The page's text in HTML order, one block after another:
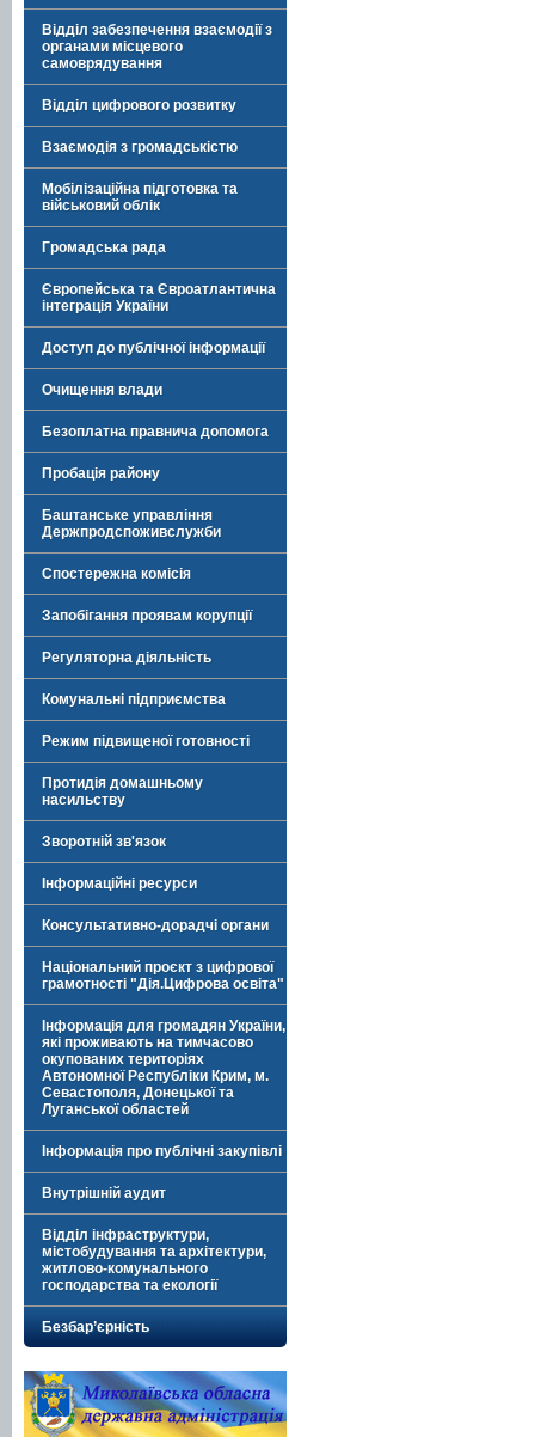
Відділ забезпечення взаємодії з
органами місцевого
самоврядування
Відділ цифрового розвитку
Взаємодія з громадськістю
Мобілізаційна підготовка та
військовий облік
Громадська рада
Європейська та Євроатлантична
інтеграція України
Доступ до публічної інформації
Очищення влади
Безоплатна правнича допомога
Пробація району
Баштанське управління
Держпродспоживслужби
Спостережна комісія
Запобігання проявам корупції
Регуляторна діяльність
Комунальні підприємства
Режим підвищеної готовності
Протидія домашньому
насильству
Зворотній зв'язок
Інформаційні ресурси
Консультативно-дорадчі органи
Національний проєкт з цифрової
грамотності "Дія.Цифрова освіта"
Інформація для громадян України,
які проживають на тимчасово
окупованих територіях
Автономної Республіки Крим, м.
Севастополя, Донецької та
Луганської областей
Інформація про публічні закупівлі
Внутрішній аудит
Відділ інфраструктури,
містобудування та архітектури,
житлово-комунального
господарства та екології
Безбар’єрність